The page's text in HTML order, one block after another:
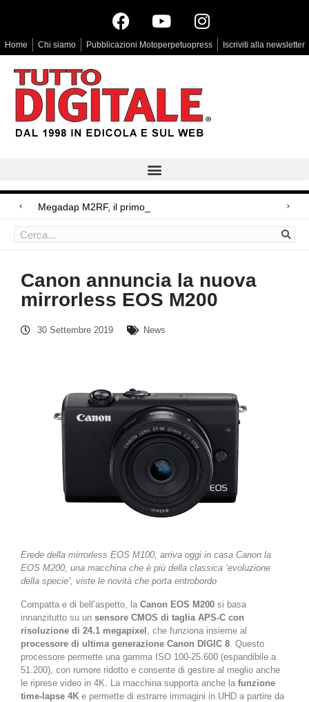
Home Chi siamo Pubblicazioni Motoperpetuopress Iscriviti alla newsletter
Megadap M2RF, il primo adattatore autofocus d
Arri Rental, evoluzioni in arrivo
Canon annuncia la nuova
mirrorless EOS M200
30 Settembre 2019 News
Erede della mirrorless EOS M100, arriva oggi in casa Canon la
EOS M200, una macchina che è più della classica ‘evoluzione
della specie’, viste le novità che porta entrobordo
Compatta e di bell’aspetto, la Canon EOS M200 si basa
innanzitutto su un sensore CMOS di taglia APS-C con
risoluzione di 24.1 megapixel
, che funziona insieme al
processore di ultima generazione Canon DIGIC 8 . Questo
processore permette una gamma ISO 100-25.600 (espandibile a
51.200), con rumore ridotto e consente di gestire al meglio anche
le riprese video in 4K. La macchina supporta anche la funzione
time-lapse 4K e permette di estrarre immagini in UHD a partire da